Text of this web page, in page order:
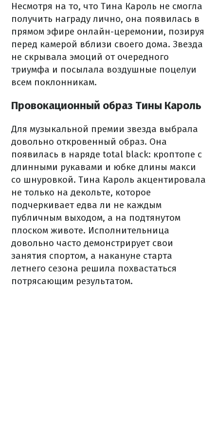
Несмотря на то, что Тина Кароль не смогла
получить награду лично, она появилась в
прямом эфире онлайн-церемонии, позируя
перед камерой вблизи своего дома. Звезда
не скрывала эмоций от очередного
триумфа и посылала воздушные поцелуи
всем поклонникам.
Провокационный образ Тины Кароль
Для музыкальной премии звезда выбрала
довольно откровенный образ. Она
появилась в наряде total black: кроптопе с
длинными рукавами и юбке длины макси
со шнуровкой. Тина Кароль акцентировала
не только на декольте, которое
подчеркивает едва ли не каждым
публичным выходом, а на подтянутом
плоском животе. Исполнительница
довольно часто демонстрирует свои
занятия спортом, а накануне старта
летнего сезона решила похвастаться
потрясающим результатом.